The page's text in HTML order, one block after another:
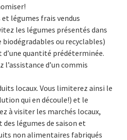
légumes frais vendus
les légumes présentés dans
ou recyclables)
d’une quantité prédéterminée.
l’assistance d’un commis
locaux. Vous limiterez ainsi le
qui en découle!) et le
à visiter les marchés locaux,
légumes de saison et
non alimentaires fabriqués